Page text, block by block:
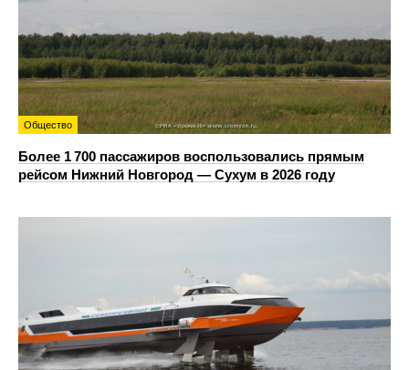
Общество
Более 1 700 пассажиров воспользовались прямым
рейсом Нижний Новгород — Сухум в 2026 году